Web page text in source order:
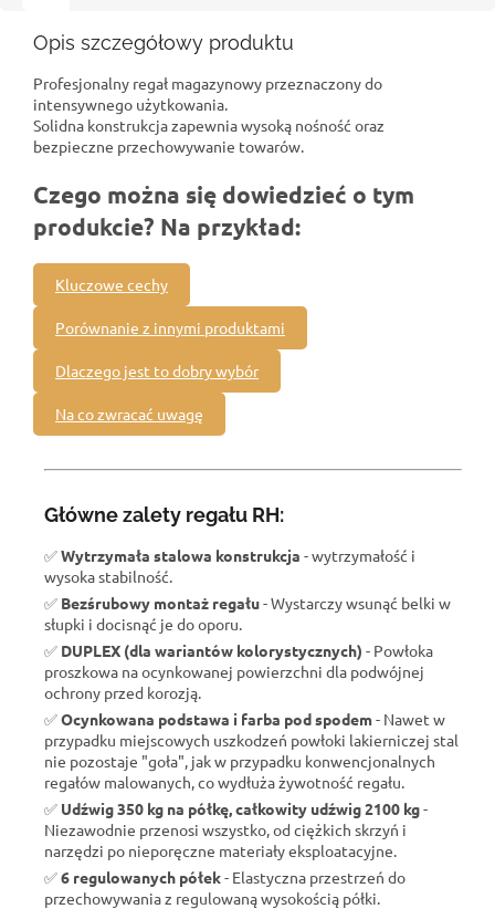
Opis szczegółowy produktu
Profesjonalny regał magazynowy przeznaczony do
intensywnego użytkowania.
Solidna konstrukcja zapewnia wysoką nośność oraz
bezpieczne przechowywanie towarów.
Czego można się dowiedzieć o tym
produkcie? Na przykład:
Kluczowe cechy
Porównanie z innymi produktami
Dlaczego jest to dobry wybór
Na co zwracać uwagę
Główne zalety regału RH:
✅Wytrzymała stalowa konstrukcja - wytrzymałość i
wysoka stabilność.
✅ Bezśrubowy montaż regału- Wystarczy wsunąć belki w
słupki i docisnąć je do oporu.
✅ DUPLEX (dla wariantów kolorystycznych) - Powłoka
proszkowa na ocynkowanej powierzchni dla podwójnej
ochrony przed korozją.
✅Ocynkowana podstawa i farba pod spodem- Nawet w
przypadku miejscowych uszkodzeń powłoki lakierniczej stal
nie pozostaje "goła", jak w przypadku konwencjonalnych
regałów malowanych, co wydłuża żywotność regału.
✅ Udźwig 350 kg na półkę, całkowity udźwig 2100 kg-
Niezawodnie przenosi wszystko, od ciężkich skrzyń i
narzędzi po nieporęczne materiały eksploatacyjne.
✅6 regulowanych półek- Elastyczna przestrzeń do
przechowywania z regulowaną wysokością półki.